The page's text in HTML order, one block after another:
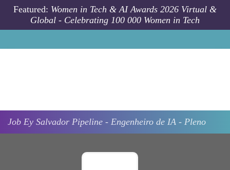
Skip to main content
Featured: Women in Tech & AI Awards 2026 Virtual &
Global - Celebrating 100 000 Women in Tech
Job Ey Salvador Pipeline - Engenheiro de IA - Pleno